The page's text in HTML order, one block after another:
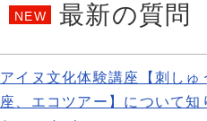
NEW 最新の質問
アイヌ文化体験講座【刺し
座、エコツアー】について